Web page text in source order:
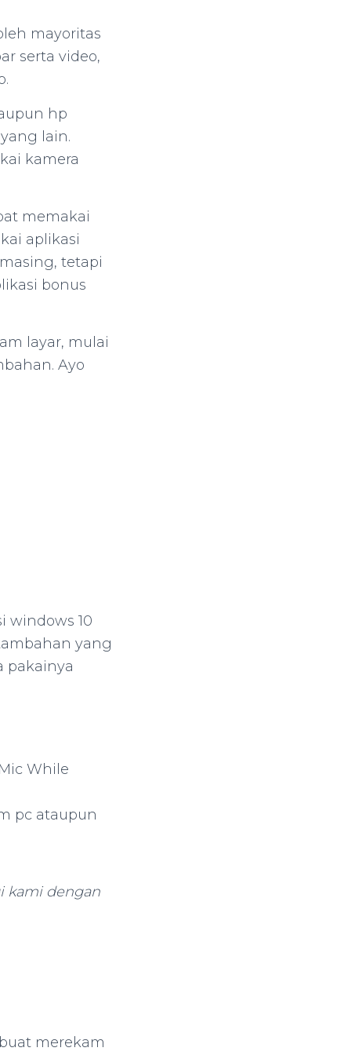
mayoritas
serta video,
hp
lain.
kamera
memakai
aplikasi
tetapi
bonus
layar, mulai
Ayo
windows 10
yang
pakainya
While
pc ataupun
kami dengan
merekam